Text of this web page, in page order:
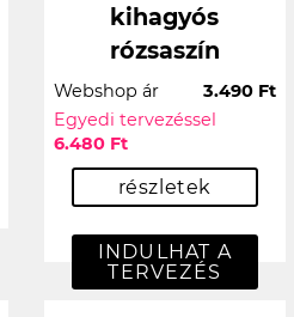
kihagyós
rózsaszín
Webshop ár
3.490 Ft
Egyedi tervezéssel
6.480 Ft
részletek
INDULHAT A
TERVEZÉS